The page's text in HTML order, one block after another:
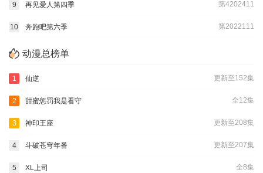
第4202411
9 再见爱人第四季
第2022111
10 奔跑吧第六季
动漫总榜单
更新至152集
1 仙逆
全12集
2 甜蜜惩罚我是看守
更新至208集
3 神印王座
更新至207集
4 斗破苍穹年番
全8集
5 XL上司